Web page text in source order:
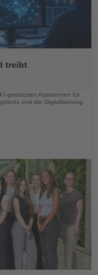
treibt
gestützten Assistenten für
und die Digitalisierung